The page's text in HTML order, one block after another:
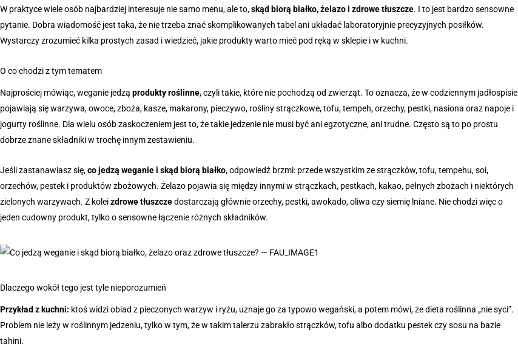
W praktyce wiele osób najbardziej interesuje nie samo menu, ale to,skąd biorą białko, żelazo i zdrowe tłuszcze. I to jest bardzo sensowne
pytanie. Dobra wiadomość jest taka, że nie trzeba znać skomplikowanych tabel ani układać laboratoryjnie precyzyjnych posiłków.
Wystarczy zrozumieć kilka prostych zasad i wiedzieć, jakie produkty warto mieć pod ręką w sklepie i w kuchni.
O co chodzi z tym tematem
Najprościej mówiąc, weganie jedzą produkty roślinne, czyli takie, które nie pochodzą od zwierząt. To oznacza, że w codziennym jadłospisie
pojawiają się warzywa, owoce, zboża, kasze, makarony, pieczywo, rośliny strączkowe, tofu, tempeh, orzechy, pestki, nasiona oraz napoje i
jogurty roślinne. Dla wielu osób zaskoczeniem jest to, że takie jedzenie nie musi być ani egzotyczne, ani trudne. Często są to po prostu
dobrze znane składniki w trochę innym zestawieniu.
Jeśli zastanawiasz się,co jedzą weganie i skąd biorą białko, odpowiedź brzmi: przede wszystkim ze strączków, tofu, tempehu, soi,
orzechów, pestek i produktów zbożowych. Żelazo pojawia się między innymi w strączkach, pestkach, kakao, pełnych zbożach i niektórych
zielonych warzywach. Z koleizdrowe tłuszczedostarczają głównie orzechy, pestki, awokado, oliwa czy siemię lniane. Nie chodzi więc o
jeden cudowny produkt, tylko o sensowne łączenie różnych składników.
Dlaczego wokół tego jest tyle nieporozumień
Przykład z kuchni: ktoś widzi obiad z pieczonych warzyw i ryżu, uznaje go za typowo wegański, a potem mówi, że dieta roślinna „nie syci”.
Problem nie leży w roślinnym jedzeniu, tylko w tym, że w takim talerzu zabrakło strączków, tofu albo dodatku pestek czy sosu na bazie
tahini.